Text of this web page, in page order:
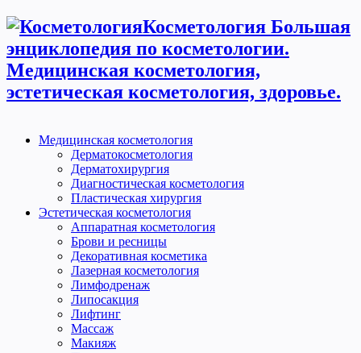
Косметология Большая
энциклопедия по косметологии.
Медицинская косметология,
эстетическая косметология, здоровье.
Медицинская косметология
Дерматокосметология
Дерматохирургия
Диагностическая косметология
Пластическая хирургия
Эстетическая косметология
Аппаратная косметология
Брови и ресницы
Декоративная косметика
Лазерная косметология
Лимфодренаж
Липосакция
Лифтинг
Массаж
Макияж